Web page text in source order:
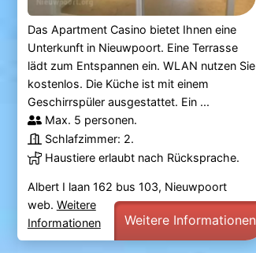
Das Apartment Casino bietet Ihnen eine
Unterkunft in Nieuwpoort. Eine Terrasse
lädt zum Entspannen ein. WLAN nutzen Sie
kostenlos. Die Küche ist mit einem
Geschirrspüler ausgestattet. Ein ...
Max. 5 personen.
Schlafzimmer: 2.
Haustiere erlaubt nach Rücksprache.
Albert I laan 162 bus 103, Nieuwpoort
web. Weitere
Informationen
Weitere Informationen